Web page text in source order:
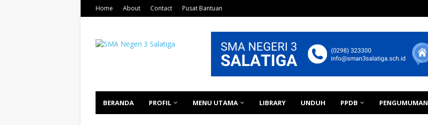
Home About Contact Pusat Bantuan
BERANDA PROFIL MENU UTAMA LIBRARY UNDUH PPDB PENGUMUMAN